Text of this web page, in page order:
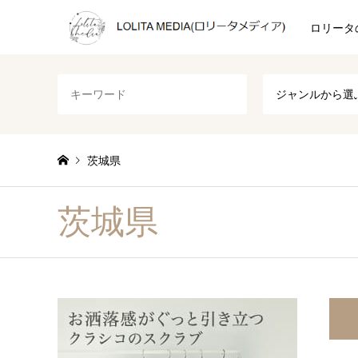
ロリー
ジャンルから選
茨城県
茨城県